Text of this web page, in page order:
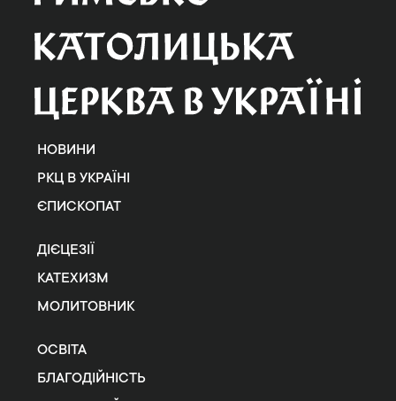
НОВИНИ
РКЦ В УКРАЇНІ
ЄПИСКОПАТ
ДІЄЦЕЗІЇ
КАТЕХИЗМ
МОЛИТОВНИК
ОСВІТА
БЛАГОДІЙНІСТЬ